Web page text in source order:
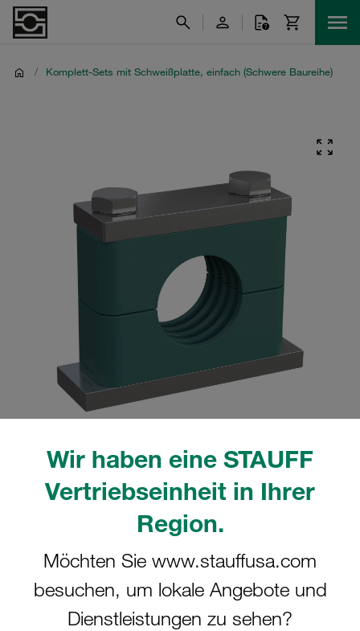
Wir haben eine STAUFF
Vertriebseinheit in Ihrer
Region.
Möchten Sie www.stauffusa.com
besuchen, um lokale Angebote und
Dienstleistungen zu sehen?
/ Komplett-Sets mit Schweißplatte, einfach (Schwere Baureihe)
Bitte beachten Sie: Das Bild dient nur zur Veranschaulichung und kann vom
Mehr anzeigen
Komplettschelle Schwere Baureihe Gr.
3S Ø18mm Polypropylen W12
Anschweißpl. Deckpl., AS-Schraube
gerippt, mit Vorspannung